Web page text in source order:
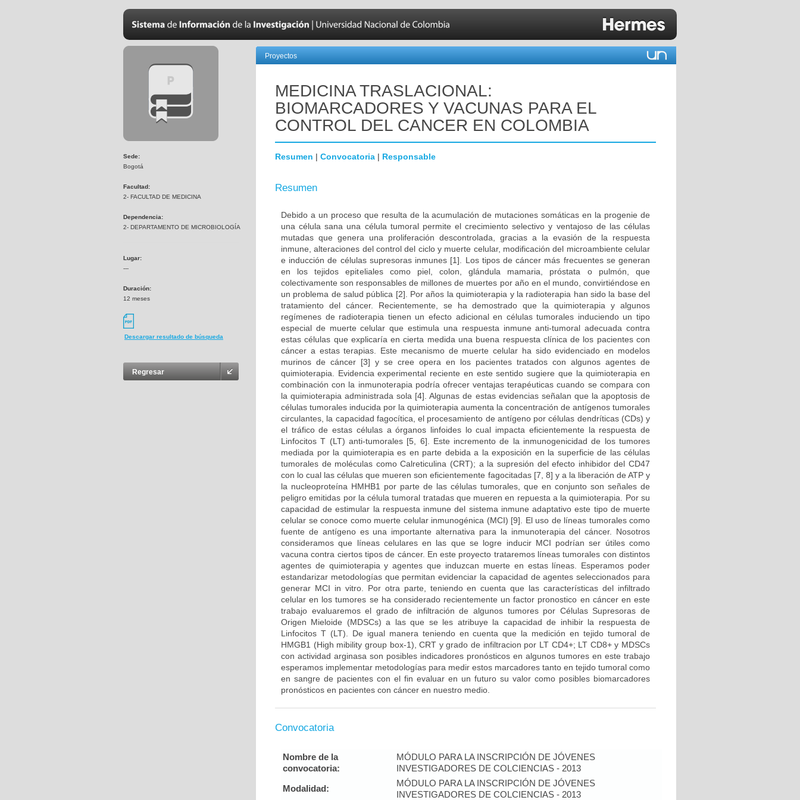
Sede:
Bogotá
Facultad:
2- FACULTAD DE MEDICINA
Dependencia:
2- DEPARTAMENTO DE MICROBIOLOGÍA
Lugar:
---
Duración:
12 meses
Descargar resultado de búsqueda
Regresar
Proyectos
MEDICINA TRASLACIONAL:
BIOMARCADORES Y VACUNAS PARA EL
CONTROL DEL CANCER EN COLOMBIA
Resumen | Convocatoria | Responsable
Resumen
Debido a un proceso que resulta de la acumulación de mutaciones somáticas en la progenie de
una célula sana una célula tumoral permite el crecimiento selectivo y ventajoso de las células
mutadas que genera una proliferación descontrolada, gracias a la evasión de la respuesta
inmune, alteraciones del control del ciclo y muerte celular, modificación del microambiente celular
e inducción de células supresoras inmunes [1]. Los tipos de cáncer más frecuentes se generan
en los tejidos epiteliales como piel, colon, glándula mamaria, próstata o pulmón, que
colectivamente son responsables de millones de muertes por año en el mundo, convirtiéndose en
un problema de salud pública [2]. Por años la quimioterapia y la radioterapia han sido la base del
tratamiento del cáncer. Recientemente, se ha demostrado que la quimioterapia y algunos
regímenes de radioterapia tienen un efecto adicional en células tumorales induciendo un tipo
especial de muerte celular que estimula una respuesta inmune anti-tumoral adecuada contra
estas células que explicaría en cierta medida una buena respuesta clínica de los pacientes con
cáncer a estas terapias. Este mecanismo de muerte celular ha sido evidenciado en modelos
murinos de cáncer [3] y se cree opera en los pacientes tratados con algunos agentes de
quimioterapia. Evidencia experimental reciente en este sentido sugiere que la quimioterapia en
combinación con la inmunoterapia podría ofrecer ventajas terapéuticas cuando se compara con
la quimioterapia administrada sola [4]. Algunas de estas evidencias señalan que la apoptosis de
células tumorales inducida por la quimioterapia aumenta la concentración de antígenos tumorales
circulantes, la capacidad fagocítica, el procesamiento de antígeno por células dendríticas (CDs) y
el tráfico de estas células a órganos linfoides lo cual impacta eficientemente la respuesta de
Linfocitos T (LT) anti-tumorales [5, 6]. Este incremento de la inmunogenicidad de los tumores
mediada por la quimioterapia es en parte debida a la exposición en la superficie de las células
tumorales de moléculas como Calreticulina (CRT); a la supresión del efecto inhibidor del CD47
con lo cual las células que mueren son eficientemente fagocitadas [7, 8] y a la liberación de ATP y
la nucleoproteína HMHB1 por parte de las células tumorales, que en conjunto son señales de
peligro emitidas por la célula tumoral tratadas que mueren en repuesta a la quimioterapia. Por su
capacidad de estimular la respuesta inmune del sistema inmune adaptativo este tipo de muerte
celular se conoce como muerte celular inmunogénica (MCI) [9]. El uso de líneas tumorales como
fuente de antígeno es una importante alternativa para la inmunoterapia del cáncer. Nosotros
consideramos que líneas celulares en las que se logre inducir MCI podrían ser útiles como
vacuna contra ciertos tipos de cáncer. En este proyecto trataremos líneas tumorales con distintos
agentes de quimioterapia y agentes que induzcan muerte en estas líneas. Esperamos poder
estandarizar metodologías que permitan evidenciar la capacidad de agentes seleccionados para
generar MCI in vitro. Por otra parte, teniendo en cuenta que las características del infiltrado
celular en los tumores se ha considerado recientemente un factor pronostico en cáncer en este
trabajo evaluaremos el grado de infiltración de algunos tumores por Células Supresoras de
Origen Mieloide (MDSCs) a las que se les atribuye la capacidad de inhibir la respuesta de
Linfocitos T (LT). De igual manera teniendo en cuenta que la medición en tejido tumoral de
HMGB1 (High mibility group box-1), CRT y grado de infiltracion por LT CD4+; LT CD8+ y MDSCs
con actividad arginasa son posibles indicadores pronósticos en algunos tumores en este trabajo
esperamos implementar metodologías para medir estos marcadores tanto en tejido tumoral como
en sangre de pacientes con el fin evaluar en un futuro su valor como posibles biomarcadores
pronósticos en pacientes con cáncer en nuestro medio.
Convocatoria
Nombre de la
convocatoria:
MÓDULO PARA LA INSCRIPCIÓN DE JÓVENES
INVESTIGADORES DE COLCIENCIAS - 2013
Modalidad:
MÓDULO PARA LA INSCRIPCIÓN DE JÓVENES
INVESTIGADORES DE COLCIENCIAS - 2013